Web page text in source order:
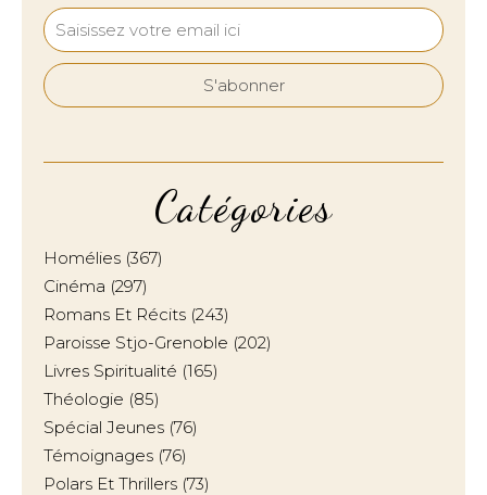
Catégories
Homélies (367)
Cinéma (297)
Romans Et Récits (243)
Paroisse Stjo-Grenoble (202)
Livres Spiritualité (165)
Théologie (85)
Spécial Jeunes (76)
Témoignages (76)
Polars Et Thrillers (73)